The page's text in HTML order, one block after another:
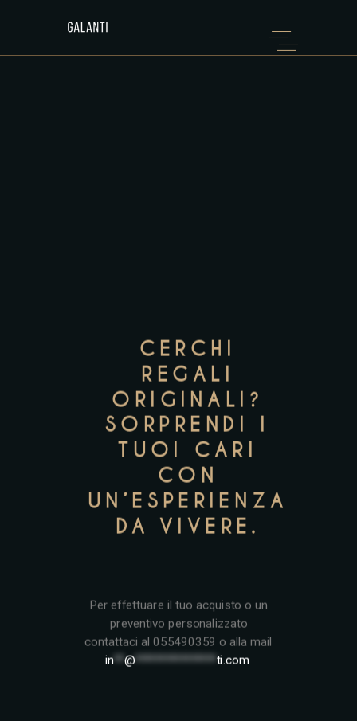
CERCHI
REGALI
ORIGINALI?
SORPRENDI I
TUOI CARI
CON
UN’ESPERIENZA
DA VIVERE.
Per effettuare il tuo acquisto o un
preventivo personalizzato
contattaci al 055490359 o alla mail
in**@****************ti.com